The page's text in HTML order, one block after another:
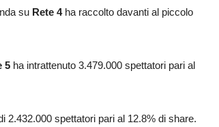
su Rete 4ha raccolto davanti al piccolo
5 ha intrattenuto 3.479.000 spettatori pari al
2.432.000 spettatori pari al 12.8% di share.